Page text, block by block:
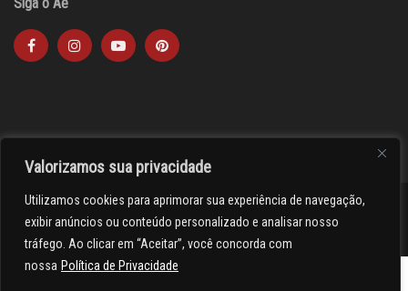
Valorizamos sua privacidade
Utilizamos cookies para aprimorar sua experiência de navegação,
exibir anúncios ou conteúdo personalizado e analisar nosso
tráfego. Ao clicar em “Aceitar”, você concorda com
nossa Política de Privacidade
><(((º> 17